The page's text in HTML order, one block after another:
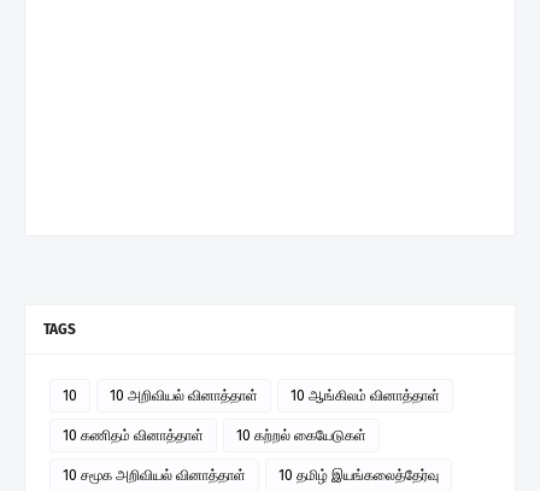
TAGS
10 10 அறிவியல் வினாத்தாள் 10 ஆங்கிலம் வினாத்தாள்
10 கணிதம் வினாத்தாள் 10 கற்றல் கையேடுகள்
10 சமூக அறிவியல் வினாத்தாள் 10 தமிழ் இயங்கலைத்தேர்வு